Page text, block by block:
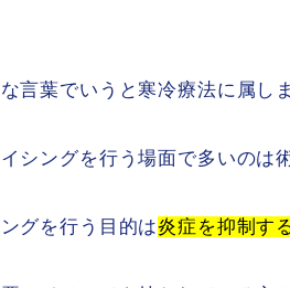
言葉でいうと寒冷療法に属し
シングを行う場面で多いのは
グを行う目的は炎症を抑制す